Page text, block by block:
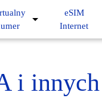
eSIM
Internet